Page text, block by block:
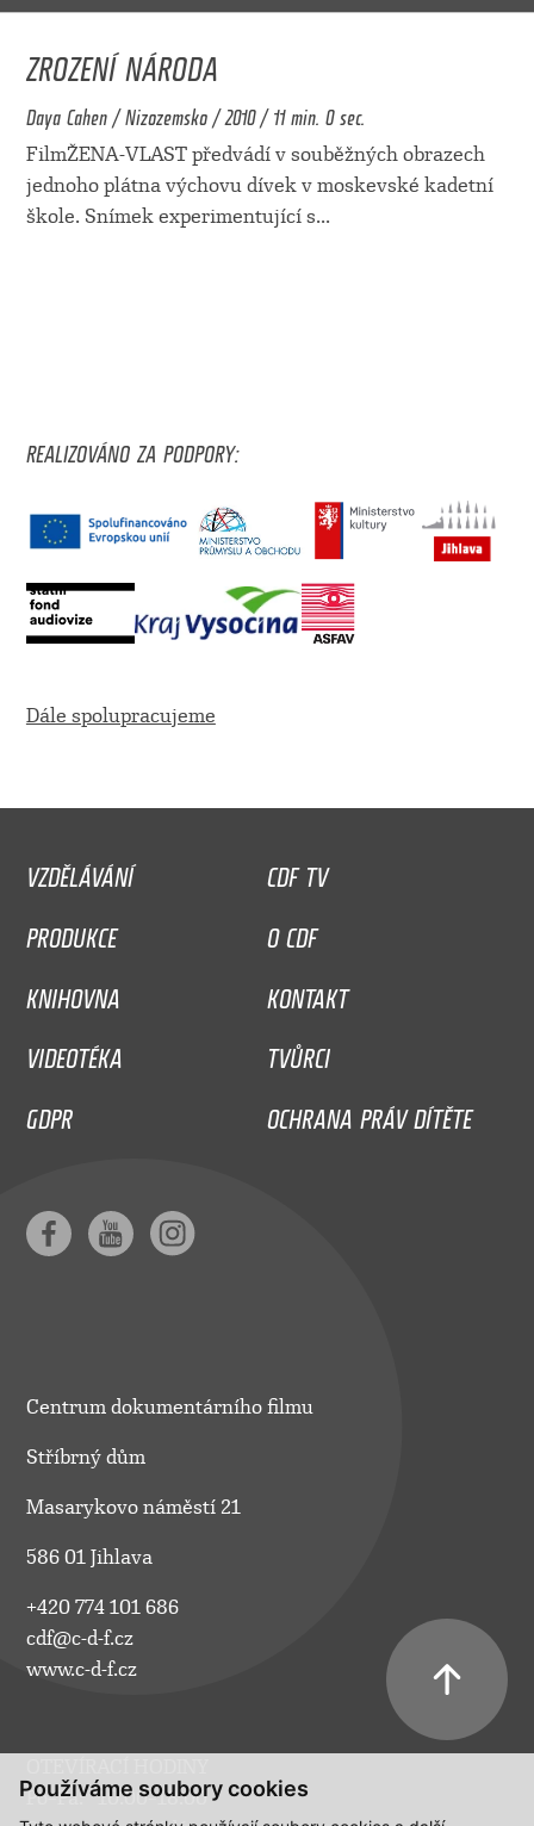
Používáme soubory cookies
ZROZENÍ NÁRODA
Daya Cahen / Nizozemsko / 2010 / 11 min. 0 sec.
FilmŽENA-VLAST předvádí v souběžných obrazech
jednoho plátna výchovu dívek v moskevské kadetní
škole. Snímek experimentující s...
REALIZOVÁNO ZA PODPORY:
Dále spolupracujeme
VZDĚLÁVÁNÍ
CDF TV
PRODUKCE
O CDF
KNIHOVNA
KONTAKT
VIDEOTÉKA
TVŮRCI
GDPR
OCHRANA PRÁV DÍTĚTE
Centrum dokumentárního filmu
Stříbrný dům
Masarykovo náměstí 21
586 01 Jihlava
+420 774 101 686
cdf@c-d-f.cz
www.c-d-f.cz
Po–Pá:
10.00–18.00